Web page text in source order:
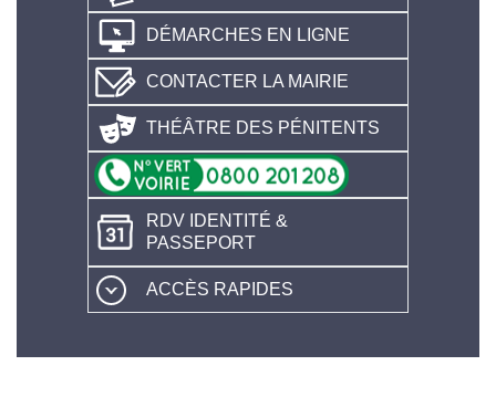
DÉMARCHES EN LIGNE
CONTACTER LA MAIRIE
THÉÂTRE DES PÉNITENTS
RDV IDENTITÉ &
PASSEPORT
ACCÈS RAPIDES